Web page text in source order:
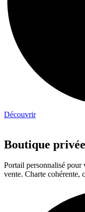
Découvrir
Boutique
Portail personnalisé pour
vente. Charte cohérente,